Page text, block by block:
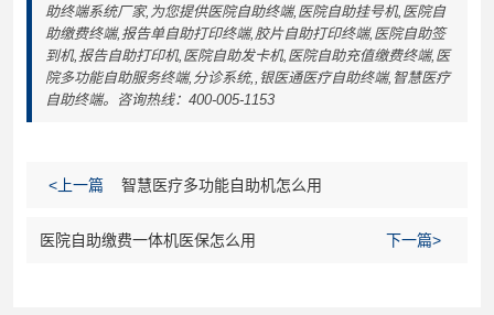
助终端系统厂家,为您提供医院自助终端,医院自助挂号机,医院自
助缴费终端,报告单自助打印终端,胶片自助打印终端,医院自助签
到机,报告自助打印机,医院自助发卡机,医院自助充值缴费终端,医
院多功能自助服务终端,分诊系统,,银医通医疗自助终端,智慧医疗
自助终端。咨询热线：400-005-1153
<上一篇 智慧医疗多功能自助机怎么用
下一篇>
医院自助缴费一体机医保怎么用